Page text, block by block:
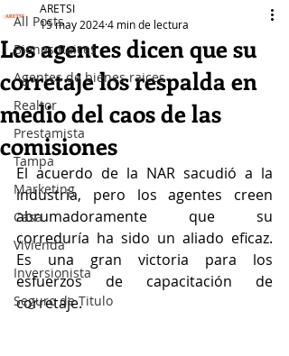
All Posts
Bienes Raices
Agentes de bienes raices
Realtor
Prestamista
Tampa
Marketing
Casa
Vivienda
Inversionista
Seguro de Titulo
Los agentes dicen que su
corretaje los respalda en
medio del caos de las
comisiones
ARETSI
15 may 20244 min de lectura
El acuerdo de la NAR sacudió a la
industria, pero los agentes creen
abrumadoramente que su
correduría ha sido un aliado eficaz.
Es una gran victoria para los
esfuerzos de capacitación de
corretaje.